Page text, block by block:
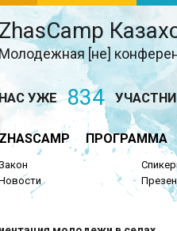
Молодежная [не]
НАС УЖЕ 834
ZHASCAMP ПРОГРАММА
Закон